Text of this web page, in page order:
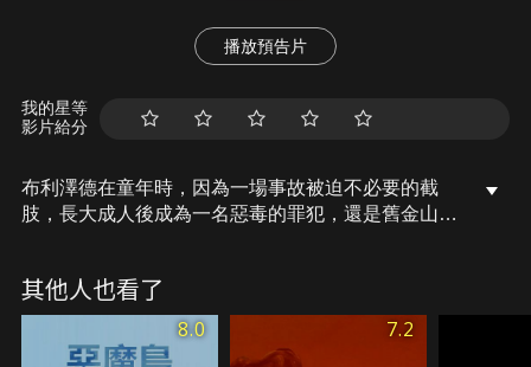
播放預告片
我的星等
影片給分
布利澤德在童年時，因為一場事故被迫不必要的截
肢，長大成人後成為一名惡毒的罪犯，還是舊金山黑
入調查，羅絲只能在他每次外出時尋找線索，有次意
外的發現一間密室(手術房)，原來這個密室竟是布利
澤德要對他兒時截肢的醫生，進行手術報復…
其他人也看了
8.0 7.2